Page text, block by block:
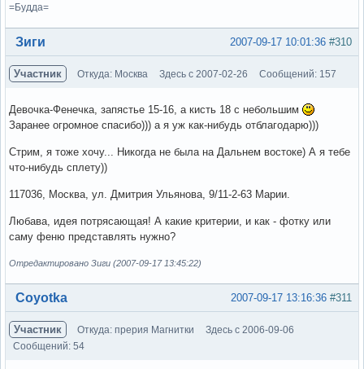
=Будда=
Вне форума #310
2007-09-17 10:01:36
Зиги
Участник Откуда: Москва Здесь с 2007-02-26 Сообщений: 157
Девочка-Фенечка, запястье 15-16, а кисть 18 с небольшим
Заранее огромное спасибо))) а я уж как-нибудь отблагодарю)))
Стрим, я тоже хочу... Никогда не была на Дальнем востоке) А я тебе
что-нибудь сплету))
117036, Москва, ул. Дмитрия Ульянова, 9/11-2-63 Марии.
Любава, идея потрясающая! А какие критерии, и как - фотку или
саму феню представлять нужно?
Отредактировано Зиги (2007-09-17 13:45:22)
Вне форума #311
2007-09-17 13:16:36
Coyotka
Участник Откуда: прерия Магнитки
Здесь с 2006-09-06
Сообщений: 54